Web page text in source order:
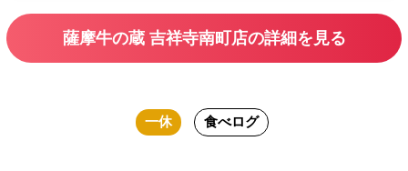
薩摩牛の蔵 吉祥寺南町店の詳細を見る
一休 食べログ